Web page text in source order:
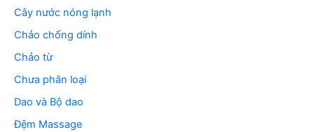
Cây nước nóng lạnh
Chảo chống dính
Chảo từ
Chưa phân loại
Dao và Bộ dao
Đệm Massage